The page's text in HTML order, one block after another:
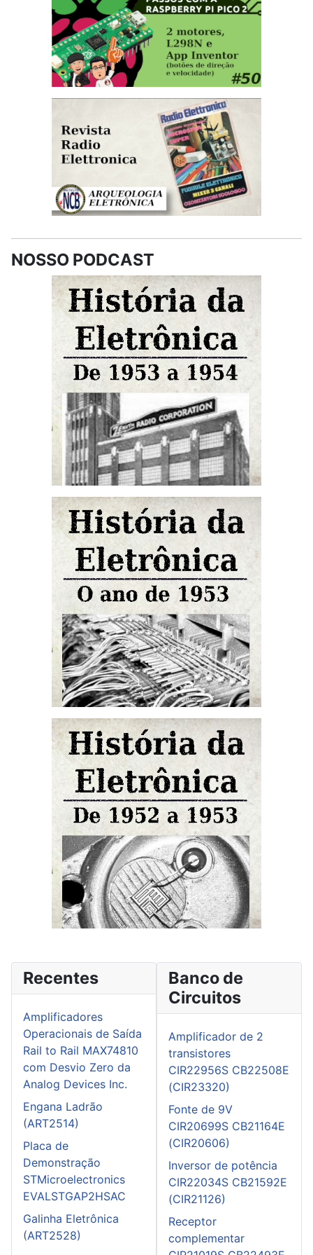
NOSSO PODCAST
Recentes
Amplificadores
Operacionais de Saída
Rail to Rail MAX74810
com Desvio Zero da
Analog Devices Inc.
Engana Ladrão
(ART2514)
Placa de
Demonstração
STMicroelectronics
EVALSTGAP2HSAC
Galinha Eletrônica
(ART2528)
Banco de
Circuitos
Amplificador de 2
transistores
CIR22956S CB22508E
(CIR23320)
Fonte de 9V
CIR20699S CB21164E
(CIR20606)
Inversor de potência
CIR22034S CB21592E
(CIR21126)
Receptor
complementar